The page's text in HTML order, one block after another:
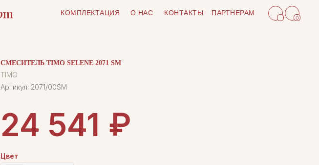
КОМПЛЕКТАЦИЯ О НАС КОНТАКТЫ ПАРТНЕРАМ
0
СМЕСИТЕЛЬ TIMO SELENE 2071 SM
TIMO
Артикул: 2071/00SM
24 541 ₽
Цвет